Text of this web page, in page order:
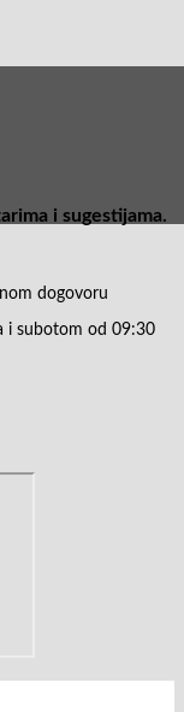
i sugestijama.
dogovoru
subotom od 09:30